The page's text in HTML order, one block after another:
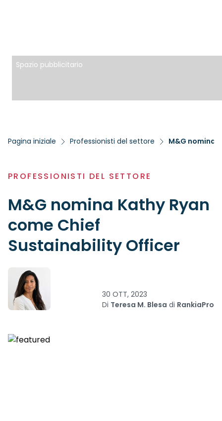
Spazio pubblicitario
Pagina iniziale Professionisti del settore M&G nomina
PROFESSIONISTI DEL SETTORE
M&G nomina Kathy Ryan
come Chief
Sustainability Officer
30 OTT, 2023
Di Teresa M. Blesa di RankiaPro